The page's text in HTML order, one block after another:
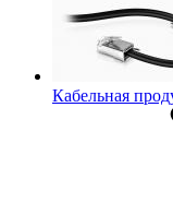
Кабельная